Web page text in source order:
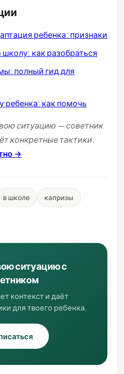
ребенка: признаки
школу: как разобраться
полный гид для
ребенка: как помочь
ситуацию — советник
конкретные тактики.
→
в школе капризы
ситуацию с
контекст и даёт
для твоего ребенка.